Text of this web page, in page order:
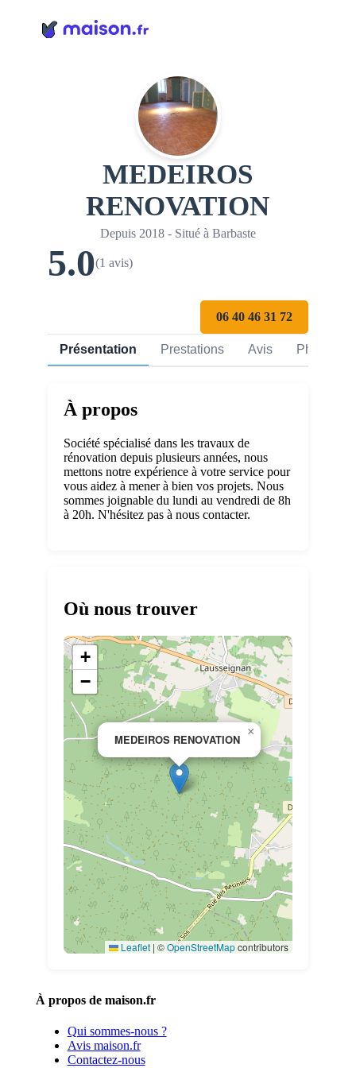
MEDEIROS
RENOVATION
Depuis 2018 - Situé à Barbaste
5.0(1 avis)
06 40 46 31 72
Présentation Prestations Avis Photos
À propos
Société spécialisé dans les travaux de
rénovation depuis plusieurs années, nous
mettons notre expérience à votre service pour
vous aidez à mener à bien vos projets. Nous
sommes joignable du lundi au vendredi de 8h
à 20h. N'hésitez pas à nous contacter.
Où nous trouver
MEDEIROS RENOVATION
×
+
−
Leaflet | ©OpenStreetMapcontributors
À propos de maison.fr
Qui sommes-nous ?
Avis maison.fr
Contactez-nous